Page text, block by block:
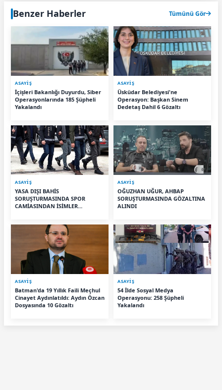
Benzer Haberler Tümünü Gör
ASAYİŞ
İçişleri Bakanlığı Duyurdu, Siber
Operasyonlarında 185 Şüpheli
Yakalandı
ASAYİŞ
Üsküdar Belediyesi'ne
Operasyon: Başkan Sinem
Dedetaş Dahil 6 Gözaltı
ASAYİŞ
YASA DIŞI BAHİS
SORUŞTURMASINDA SPOR
CAMİASINDAN İSİMLER
ASAYİŞ
OĞUZHAN UĞUR, AHBAP
SORUŞTURMASINDA GÖZALTINA
ALINDI
ASAYİŞ
Batman'da 19 Yıllık Faili Meçhul
Cinayet Aydınlatıldı: Aydın Özcan
Dosyasında 10 Gözaltı
ASAYİŞ
54 İlde Sosyal Medya
Operasyonu: 258 Şüpheli
Yakalandı